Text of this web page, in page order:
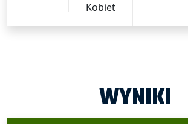
Kobiet
WYNIKI